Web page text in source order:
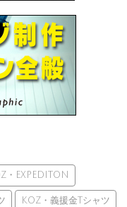
・EXPEDITON
KOZ・義援金Tシャツ